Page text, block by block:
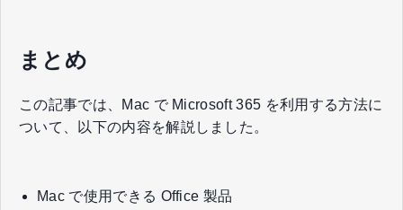
まとめ
この記事では、Mac で Microsoft 365 を利用する方法に
ついて、以下の内容を解説しました。
Mac で使用できる Office 製品